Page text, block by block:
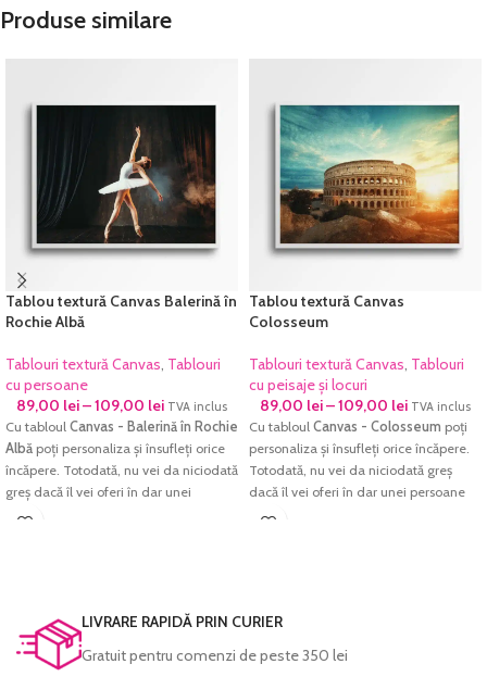
înrămate.
fine-art
maximă pentru negru. Culorile sunt
garantate să reziste perioade foarte
lungi de timp fără a-și pierde din
intensitate.
Fiecare tablou este prelucrat manual și
verificat cu atenție înainte de a fi
expediat.
garantate să reziste perioade foarte
lungi de timp fără a-și pierde din
intensitate.
Fiecare tablou este prelucrat manual și
verificat cu atenție înainte de a fi
expediat.
Produse similare
Tablou textură Canvas Balerină în
Rochie Albă
Tablouri textură Canvas, Tablouri
cu persoane
89,00 lei–109,00 lei TVA inclus
Cu tabloul Canvas - Balerină în Rochie
Albă poți personaliza și însufleți orice
încăpere. Totodată, nu vei da niciodată
greș dacă îl vei oferi în dar unei
persoane dragi.
cromatica excelentă și densitatea
maximă pentru negru. Culorile sunt
garantate să reziste perioade foarte
lungi de timp fără a-și pierde din
Tablou textură Canvas
Colosseum
Tablouri textură Canvas, Tablouri
cu peisaje și locuri
89,00 lei–109,00 lei TVA inclus
Cu tabloul Canvas - Colosseum poți
personaliza și însufleți orice încăpere.
Totodată, nu vei da niciodată greș
dacă îl vei oferi în dar unei persoane
dragi.
maximă pentru negru. Culorile sunt
garantate să reziste perioade foarte
LIVRARE RAPIDĂ PRIN CURIER
Gratuit pentru comenzi de peste 350 lei